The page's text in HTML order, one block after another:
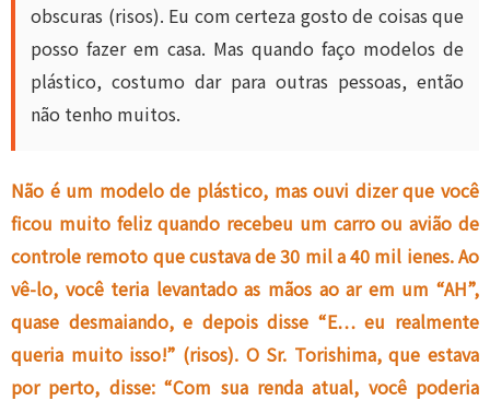
obscuras (risos). Eu com certeza gosto de coisas que
posso fazer em casa. Mas quando faço modelos de
plástico, costumo dar para outras pessoas, então
não tenho muitos.
Não é um modelo de plástico, mas ouvi dizer que você
ficou muito feliz quando recebeu um carro ou avião de
controle remoto que custava de 30 mil a 40 mil ienes. Ao
vê-lo, você teria levantado as mãos ao ar em um “AH”,
quase desmaiando, e depois disse “E… eu realmente
queria muito isso!” (risos). O Sr. Torishima, que estava
por perto, disse: “Com sua renda atual, você poderia